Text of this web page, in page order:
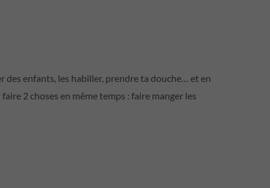
des enfants, les habiller, prendre ta douche… et en
2 choses en même temps : faire manger les